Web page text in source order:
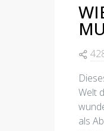
Welt
als